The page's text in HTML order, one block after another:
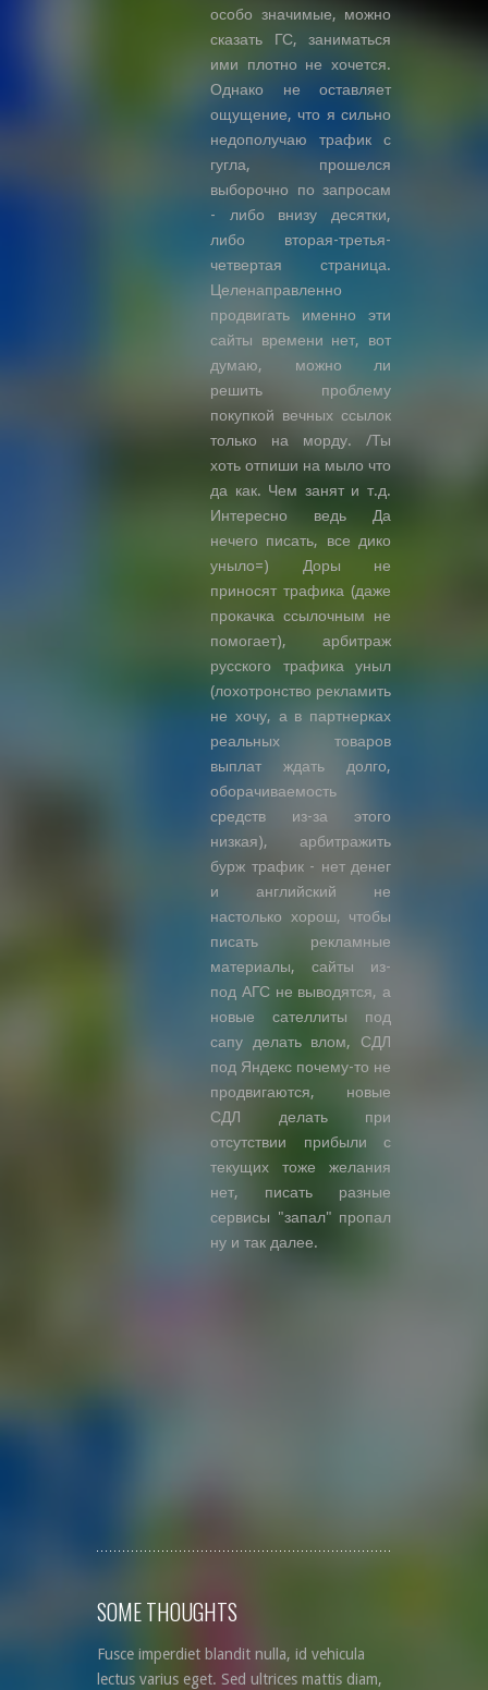
особо значимые, можно
сказать ГС, заниматься
ими плотно не хочется.
Однако не оставляет
ощущение, что я сильно
недополучаю трафик с
гугла, прошелся
выборочно по запросам
- либо внизу десятки,
либо вторая-третья-
четвертая страница.
Целенаправленно
продвигать именно эти
сайты времени нет, вот
думаю, можно ли
решить проблему
покупкой вечных ссылок
только на морду. /Ты
хоть отпиши на мыло что
да как. Чем занят и т.д.
Интересно ведь Да
нечего писать, все дико
уныло=) Доры не
приносят трафика (даже
прокачка ссылочным не
помогает), арбитраж
русского трафика уныл
(лохотронство рекламить
не хочу, а в партнерках
реальных товаров
выплат ждать долго,
оборачиваемость
средств из-за этого
низкая), арбитражить
бурж трафик - нет денег
и английский не
настолько хорош, чтобы
писать рекламные
материалы, сайты из-
под АГС не выводятся, а
новые сателлиты под
сапу делать влом, СДЛ
под Яндекс почему-то не
продвигаются, новые
СДЛ делать при
отсутствии прибыли с
текущих тоже желания
нет, писать разные
сервисы "запал" пропал
ну и так далее.
SOME THOUGHTS
Fusce imperdiet blandit nulla, id vehicula
lectus varius eget. Sed ultrices mattis diam,